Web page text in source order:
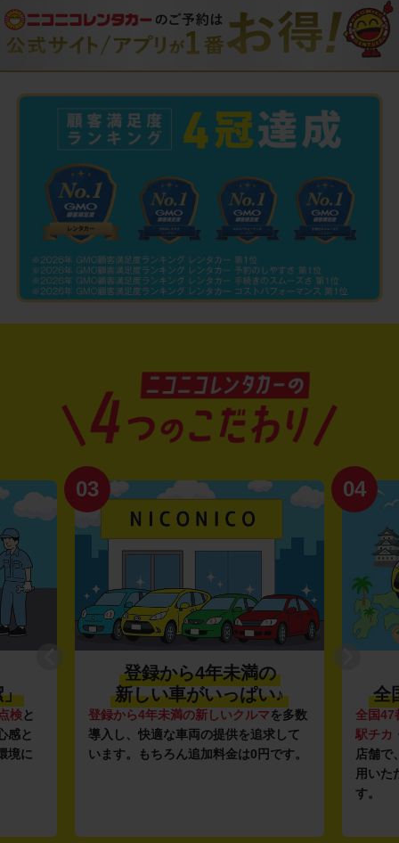
」
検と
感と
境に
03
登録から4年未満の
新しい車がいっぱい♪
登録から4年未満の新しいクルマを多数
導入し、快適な車両の提供を追求して
います。もちろん追加料金は0円です。
04
全
全国47
駅チカ
店舗で
用いた
す。